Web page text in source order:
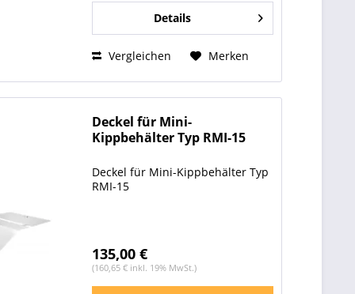
Details
Vergleichen Merken
Deckel für Mini-
Kippbehälter Typ RMI-15
Deckel für Mini-Kippbehälter Typ
RMI-15
135,00 €
(160,65 € inkl. 19% MwSt.)